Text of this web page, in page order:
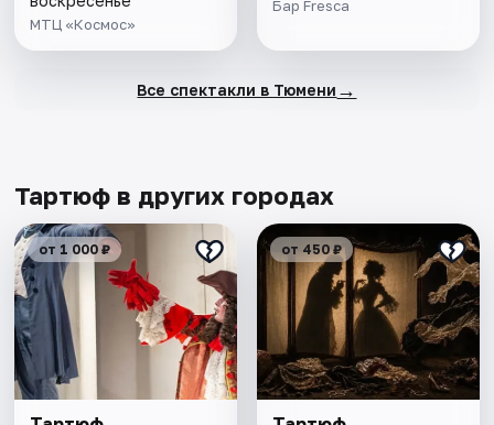
МТЦ «Космос»
Бар Fresca
Все спектакли в Тюмени →
Тартюф в других городах
от 1 000 ₽ от 450 ₽